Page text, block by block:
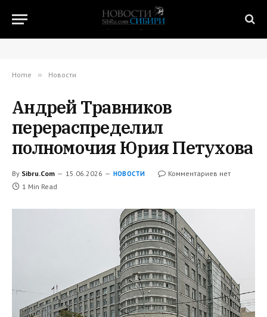
Home » Новости
Андрей Травников
перераспределил
полномочия Юрия Петухова
By Sibru.Com 15.06.2026 НОВОСТИ
Комментариев нет
1 Min Read